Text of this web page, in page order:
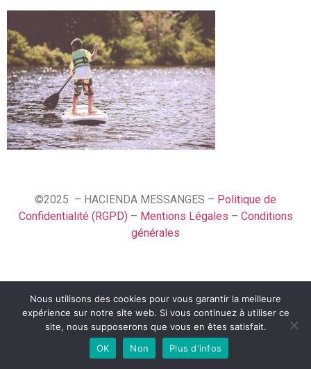
©2025 – HACIENDA MESSANGES – Politique de
Confidentialité (RGPD)– Mentions Légales – Conditions
générales
Español
Français
English (UK)
Nous utilisons des cookies pour vous garantir la meilleure
expérience sur notre site web. Si vous continuez à utiliser ce
site, nous supposerons que vous en êtes satisfait.
OK
Non Plus d'infos